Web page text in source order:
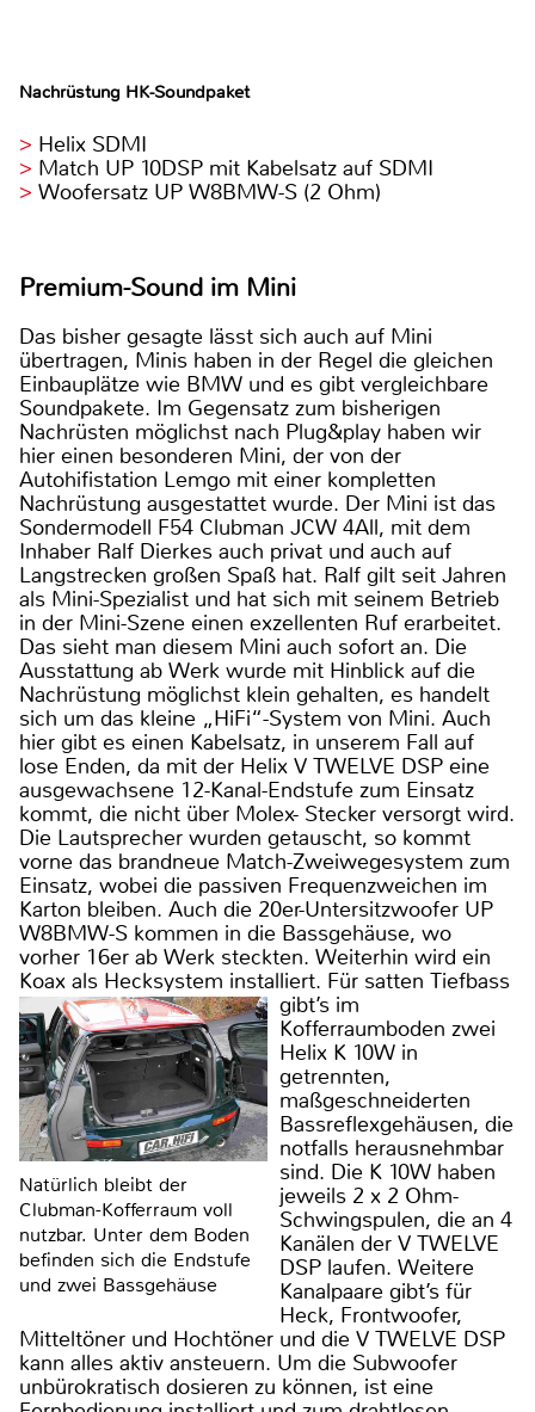
Nachrüstung HK-Soundpaket
Helix SDMI
Match UP 10DSP mit Kabelsatz auf SDMI
Woofersatz UP W8BMW-S (2 Ohm)
Premium-Sound im Mini
Das bisher gesagte lässt sich auch auf Mini
übertragen, Minis haben in der Regel die gleichen
Einbauplätze wie BMW und es gibt vergleichbare
Soundpakete. Im Gegensatz zum bisherigen
Nachrüsten möglichst nach Plug&play haben wir
hier einen besonderen Mini, der von der
Autohifistation Lemgo mit einer kompletten
Nachrüstung ausgestattet wurde. Der Mini ist das
Sondermodell F54 Clubman JCW 4All, mit dem
Inhaber Ralf Dierkes auch privat und auch auf
Langstrecken großen Spaß hat. Ralf gilt seit Jahren
als Mini-Spezialist und hat sich mit seinem Betrieb
in der Mini-Szene einen exzellenten Ruf erarbeitet.
Das sieht man diesem Mini auch sofort an. Die
Ausstattung ab Werk wurde mit Hinblick auf die
Nachrüstung möglichst klein gehalten, es handelt
sich um das kleine „HiFi“-System von Mini. Auch
hier gibt es einen Kabelsatz, in unserem Fall auf
lose Enden, da mit der Helix V TWELVE DSP eine
ausgewachsene 12-Kanal-Endstufe zum Einsatz
kommt, die nicht über Molex- Stecker versorgt wird.
Die Lautsprecher wurden getauscht, so kommt
vorne das brandneue Match-Zweiwegesystem zum
Einsatz, wobei die passiven Frequenzweichen im
Karton bleiben. Auch die 20er-Untersitzwoofer UP
W8BMW-S kommen in die Bassgehäuse, wo
vorher 16er ab Werk steckten. Weiterhin wird ein
Koax als Hecksystem installiert.
Natürlich bleibt der
Clubman-Kofferraum voll
nutzbar. Unter dem Boden
befinden sich die Endstufe
und zwei Bassgehäuse
Für satten Tiefbass
gibt’s im
Kofferraumboden zwei
Helix K 10W in
getrennten,
maßgeschneiderten
Bassreflexgehäusen, die
notfalls herausnehmbar
sind. Die K 10W haben
jeweils 2 x 2 Ohm-
Schwingspulen, die an 4
Kanälen der V TWELVE
DSP laufen. Weitere
Kanalpaare gibt’s für
Heck, Frontwoofer,
Mitteltöner und Hochtöner und die V TWELVE DSP
kann alles aktiv ansteuern. Um die Subwoofer
unbürokratisch dosieren zu können, ist eine